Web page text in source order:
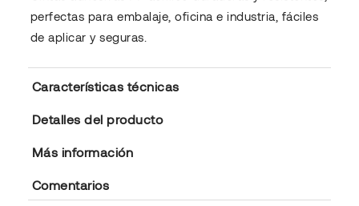
perfectas para embalaje, oficina e industria, fáciles
de aplicar y seguras.
Características técnicas
Detalles del producto
Más información
Comentarios